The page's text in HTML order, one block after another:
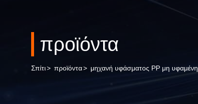
προϊόντα
Σπίτι> προϊόντα> μηχανή υφάσματος PP μη υφαμένη